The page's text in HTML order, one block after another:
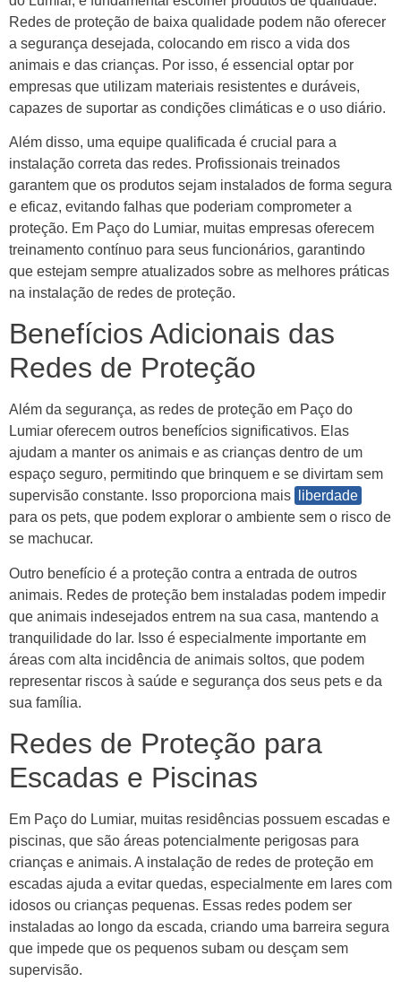
Redes de proteção de baixa qualidade podem não oferecer
a segurança desejada, colocando em risco a vida dos
animais e das crianças. Por isso, é essencial optar por
empresas que utilizam materiais resistentes e duráveis,
capazes de suportar as condições climáticas e o uso diário.
Além disso, uma equipe qualificada é crucial para a
instalação correta das redes. Profissionais treinados
garantem que os produtos sejam instalados de forma segura
e eficaz, evitando falhas que poderiam comprometer a
proteção. Em Paço do Lumiar, muitas empresas oferecem
treinamento contínuo para seus funcionários, garantindo
que estejam sempre atualizados sobre as melhores práticas
na instalação de redes de proteção.
Benefícios Adicionais das
Redes de Proteção
Além da segurança, as redes de proteção em Paço do
Lumiar oferecem outros benefícios significativos. Elas
ajudam a manter os animais e as crianças dentro de um
espaço seguro, permitindo que brinquem e se divirtam sem
supervisão constante. Isso proporciona mais
liberdade
para os pets, que podem explorar o ambiente sem o risco de
se machucar.
Outro benefício é a proteção contra a entrada de outros
animais. Redes de proteção bem instaladas podem impedir
que animais indesejados entrem na sua casa, mantendo a
tranquilidade do lar. Isso é especialmente importante em
áreas com alta incidência de animais soltos, que podem
representar riscos à saúde e segurança dos seus pets e da
sua família.
Redes de Proteção para
Escadas e Piscinas
Em Paço do Lumiar, muitas residências possuem escadas e
piscinas, que são áreas potencialmente perigosas para
crianças e animais. A instalação de redes de proteção em
escadas ajuda a evitar quedas, especialmente em lares com
idosos ou crianças pequenas. Essas redes podem ser
instaladas ao longo da escada, criando uma barreira segura
que impede que os pequenos subam ou desçam sem
supervisão.